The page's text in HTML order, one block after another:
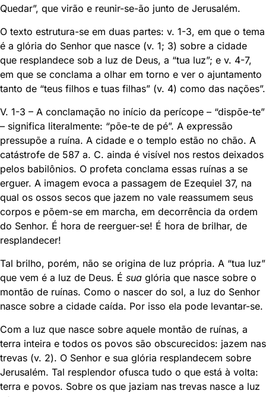
Quedar”, que virão e reunir-se-ão junto de Jerusalém.
O texto estrutura-se em duas partes: v. 1-3, em que o tema
é a glória do Senhor que nasce (v. 1; 3) sobre a cidade
que resplandece sob a luz de Deus, a “tua luz”; e v. 4-7,
em que se conclama a olhar em torno e ver o ajuntamento
tanto de “teus filhos e tuas filhas” (v. 4) como das nações”.
V. 1-3 – A conclamação no início da perícope – “dispõe-te”
– significa literalmente: “põe-te de pé”. A expressão
pressupõe a ruína. A cidade e o templo estão no chão. A
catástrofe de 587 a. C. ainda é visível nos restos deixados
pelos babilônios. O profeta conclama essas ruínas a se
erguer. A imagem evoca a passagem de Ezequiel 37, na
qual os ossos secos que jazem no vale reassumem seus
corpos e põem-se em marcha, em decorrência da ordem
do Senhor. É hora de reerguer-se! É hora de brilhar, de
resplandecer!
Tal brilho, porém, não se origina de luz própria. A “tua luz”
que vem é a luz de Deus. É sua glória que nasce sobre o
montão de ruínas. Como o nascer do sol, a luz do Senhor
nasce sobre a cidade caída. Por isso ela pode levantar-se.
Com a luz que nasce sobre aquele montão de ruínas, a
terra inteira e todos os povos são obscurecidos: jazem nas
trevas (v. 2). O Senhor e sua glória resplandecem sobre
Jerusalém. Tal resplendor ofusca tudo o que está à volta:
terra e povos. Sobre os que jaziam nas trevas nasce a luz